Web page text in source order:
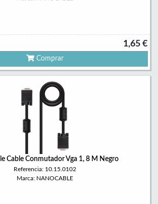
1,65 €
Comprar
Cable Conmutador Vga 1, 8 M Negro
Referencia: 10.15.0102
Marca: NANOCABLE